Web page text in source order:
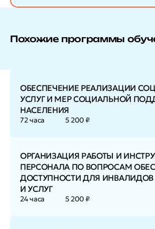
Похожие программы
ОБЕСПЕЧЕНИЕ РЕАЛИЗАЦИИ
УСЛУГ И МЕР СОЦИАЛЬНОЙ
НАСЕЛЕНИЯ
72 часа 5 200 ₽
ОРГАНИЗАЦИЯ РАБОТЫ И
ПЕРСОНАЛА ПО ВОПРОСАМ
ДОСТУПНОСТИ ДЛЯ ИНВАЛИДОВ
И УСЛУГ
24 часа 5 200 ₽